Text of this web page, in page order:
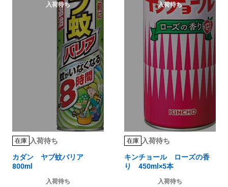
入荷待ち
在庫 入荷待ち
カダン ヤブ蚊バリア
800ml
入荷待ち
入荷待ち
在庫 入荷待ち
キンチョール ローズの香
り 450ml×5本
入荷待ち